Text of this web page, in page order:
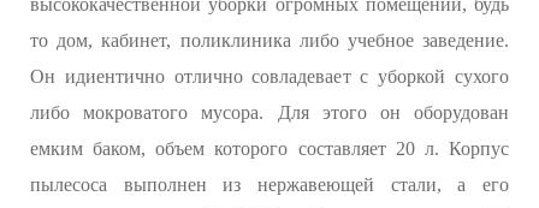
то дом, кабинет, поликлиника либо учебное заведение.
Он идиентично отлично совладевает с уборкой сухого
либо мокроватого мусора. Для этого он оборудован
емким баком, объем которого составляет 20 л. Корпус
пылесоса выполнен из нержавеющей стали, а его